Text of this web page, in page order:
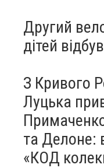
Другий
дітей
З Кривого
Луцька
та Делоне:
«КОД